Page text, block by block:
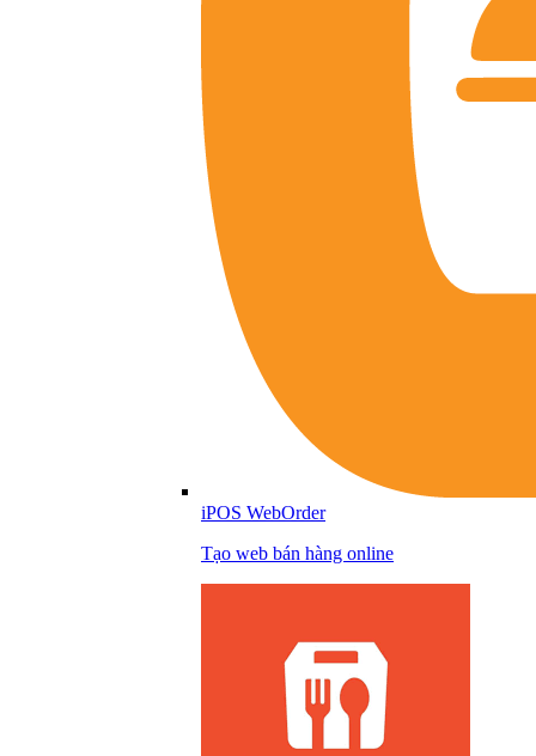
iPOS WebOrder
Tạo web bán hàng online